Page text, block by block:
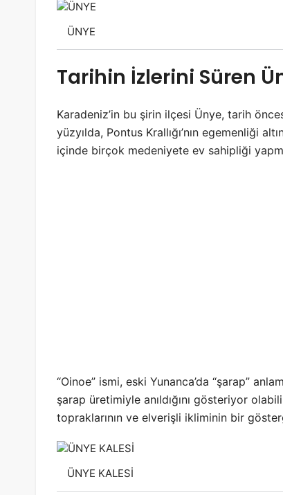
ÜNYE
Tarihin İzlerini Süren
Karadeniz’in bu şirin ilçesi Ünye, tarih
yüzyılda, Pontus Krallığı’nın egemenliği
içinde birçok medeniyete ev sahipliği
“Oinoe” ismi, eski Yunanca’da “şarap”
şarap üretimiyle anıldığını gösteriyor
topraklarının ve elverişli ikliminin bir
ÜNYE KALESİ